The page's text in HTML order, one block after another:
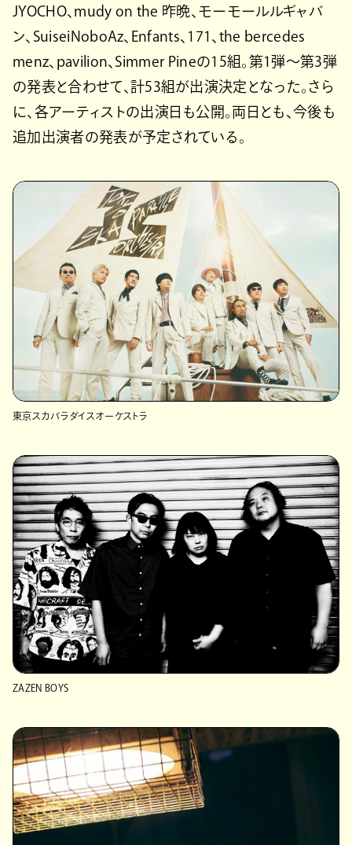
JYOCHO、mudy on the 昨晩、モーモールルギャバ
ン、SuiseiNoboAz、Enfants、171、the bercedes
menz、pavilion、Simmer Pineの15組。第1弾〜第3弾
の発表と合わせて、計53組が出演決定となった。さら
に、各アーティストの出演日も公開。両日とも、今後も
追加出演者の発表が予定されている。
東京スカパラダイスオーケストラ
ZAZEN BOYS